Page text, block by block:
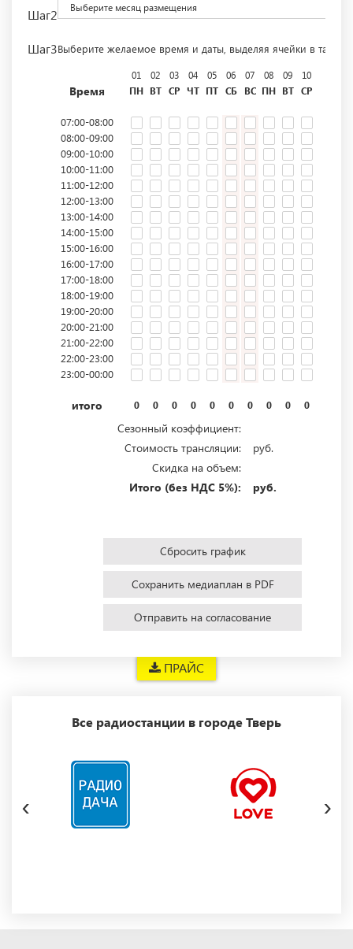
ПРАЙС
Шаг2 Выберите месяц размещения
Шаг3Выберите желаемое время и даты, выделяя ячейки в
Время
01
ПН
02
ВТ
03
СР
04
ЧТ
05
ПТ
06
СБ
07
ВС
08
ПН
09
ВТ
10
СР
07:00-08:00
08:00-09:00
09:00-10:00
10:00-11:00
11:00-12:00
12:00-13:00
13:00-14:00
14:00-15:00
15:00-16:00
16:00-17:00
17:00-18:00
18:00-19:00
19:00-20:00
20:00-21:00
21:00-22:00
22:00-23:00
23:00-00:00
итого 0 0 0 0 0 0 0 0 0 0
Сезонный коэффициент:
Стоимость трансляции:
руб.
Скидка на объем:
Итого (без НДС 5%):
руб.
Сбросить график
Сохранить медиаплан в PDF
Отправить на согласование
Все радиостанции в городе Тверь
‹ ›